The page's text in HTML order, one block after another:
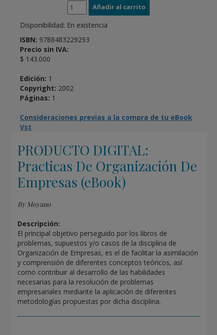
Disponibilidad: En existencia
ISBN: 9788483229293
Precio sin IVA:
$ 143.000
Edición: 1
Copyright: 2002
Páginas: 1
Consideraciones previas a la compra de tu eBook
Vst
PRODUCTO DIGITAL:
Practicas De Organización De
Empresas (eBook)
By Moyano
Descripción:
El principal objetivo perseguido por los libros de
problemas, supuestos y/o casos de la disciplina de
Organización de Empresas, es el de facilitar la asimilación
y comprensión de diferentes conceptos teóricos, así
como contribuir al desarrollo de las habilidades
necesarias para la resolución de problemas
empresariales mediante la aplicación de diferentes
metodologías propuestas por dicha disciplina.